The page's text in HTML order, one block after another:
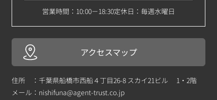
営業時間：10:00－18:30定休日：毎週水曜日
アクセスマップ
住所 ：千葉県船橋市西船４丁目26-8 スカイ21ビル 1・2階
メール： nishifuna@agent-trust.co.jp